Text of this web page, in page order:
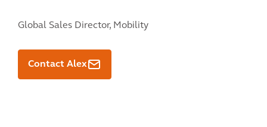
Global Sales Director, Mobility
Contact Alex